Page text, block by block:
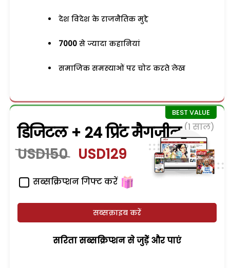
देश विदेश के राजनैतिक मुद्दे
7000 से ज्यादा कहानियां
समाजिक समस्याओं पर चोट करते लेख
डिजिटल + 24 प्रिंट मैगजीन (1 साल)
USD150 USD129
सब्सक्रिप्शन गिफ्ट करें
सब्सक्राइब करें
सरिता सब्सक्रिप्शन से जुड़ेें और पाएं